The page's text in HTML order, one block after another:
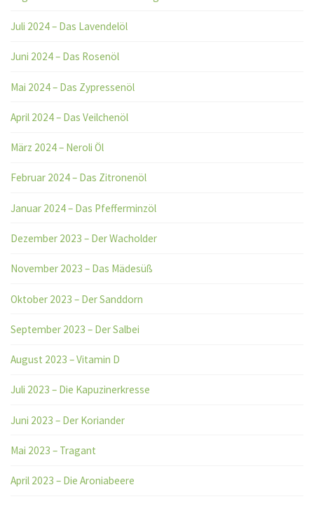
Juli 2024 – Das Lavendelöl
Juni 2024 – Das Rosenöl
Mai 2024 – Das Zypressenöl
April 2024 – Das Veilchenöl
März 2024 – Neroli Öl
Februar 2024 – Das Zitronenöl
Januar 2024 – Das Pfefferminzöl
Dezember 2023 – Der Wacholder
November 2023 – Das Mädesüß
Oktober 2023 – Der Sanddorn
September 2023 – Der Salbei
August 2023 – Vitamin D
Juli 2023 – Die Kapuzinerkresse
Juni 2023 – Der Koriander
Mai 2023 – Tragant
April 2023 – Die Aroniabeere